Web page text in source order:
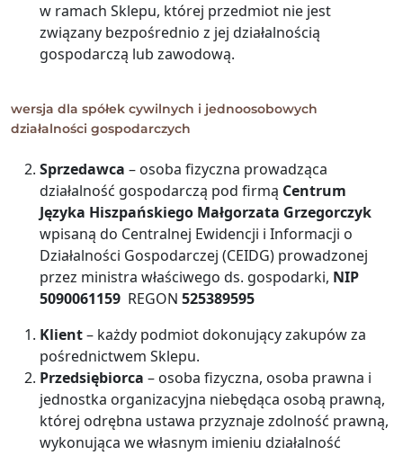
w ramach Sklepu, której przedmiot nie jest
związany bezpośrednio z jej działalnością
gospodarczą lub zawodową.
wersja dla spółek cywilnych i jednoosobowych
działalności gospodarczych
Sprzedawca – osoba fizyczna prowadząca
działalność gospodarczą pod firmą Centrum
Języka Hiszpańskiego Małgorzata Grzegorczyk
wpisaną do Centralnej Ewidencji i Informacji o
Działalności Gospodarczej (CEIDG) prowadzonej
przez ministra właściwego ds. gospodarki, NIP
5090061159 REGON 525389595
Klient– każdy podmiot dokonujący zakupów za
pośrednictwem Sklepu.
Przedsiębiorca – osoba fizyczna, osoba prawna i
jednostka organizacyjna niebędąca osobą prawną,
której odrębna ustawa przyznaje zdolność prawną,
wykonująca we własnym imieniu działalność